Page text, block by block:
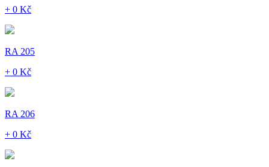
+ 0 Kč
RA 205
+ 0 Kč
RA 206
+ 0 Kč